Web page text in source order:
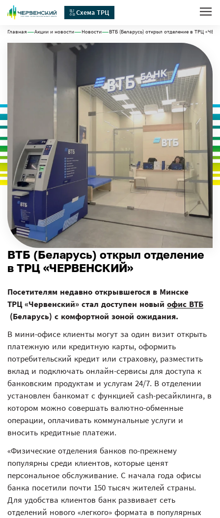
Схема ТРЦ
Главная Акции и новости Новости ВТБ (Беларусь) открыл отделение в ТРЦ
ВТБ (Беларусь) открыл отделение
в ТРЦ «ЧЕРВЕНСКИЙ»
Посетителям недавно открывшегося в Минске
ТРЦ «Червенский» стал доступен новыйофис ВТБ
(Беларусь) с комфортной зоной ожидания.
В мини-офисе клиенты могут за один визит открыть
платежную или кредитную карты, оформить
потребительский кредит или страховку, разместить
вклад и подключать онлайн-сервисы для доступа к
банковским продуктам и услугам 24/7. В отделении
установлен банкомат с функцией cash-ресайклинга, в
котором можно совершать валютно-обменные
операции, оплачивать коммунальные услуги и
вносить кредитные платежи.
«Физические отделения банков по-прежнему
популярны среди клиентов, которые ценят
персональное обслуживание. С начала года офисы
банка посетили почти 150 тысяч жителей страны.
Для удобства клиентов банк развивает сеть
отделений нового «легкого» формата в популярных